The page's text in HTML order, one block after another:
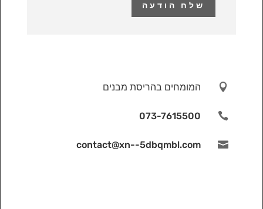
שלח הודעה
 המומחים בהריסת מבנים

073-7615500

contact@xn--5dbqmbl.com